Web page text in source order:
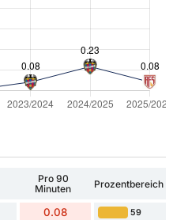
Pro 90
Minuten
Prozentbereich
0.08 59